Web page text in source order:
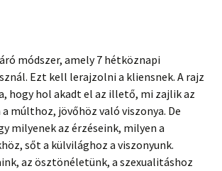
módszer, amely 7 hétköznapi
Ezt kell lerajzolni a kliensnek. A rajz
hogy hol akadt el az illető, mi zajlik az
múlthoz, jövőhöz való viszonya. De
milyenek az érzéseink, milyen a
sőt a külvilághoz a viszonyunk.
az ösztönéletünk, a szexualitáshoz